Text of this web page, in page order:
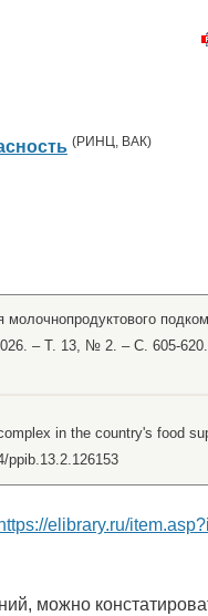
(РИНЦ, ВАК)
– Т. 13, № 2. – С. 605-620.
in the country's food
ppib.13.2.126153
https://elibrary.ru/
можно